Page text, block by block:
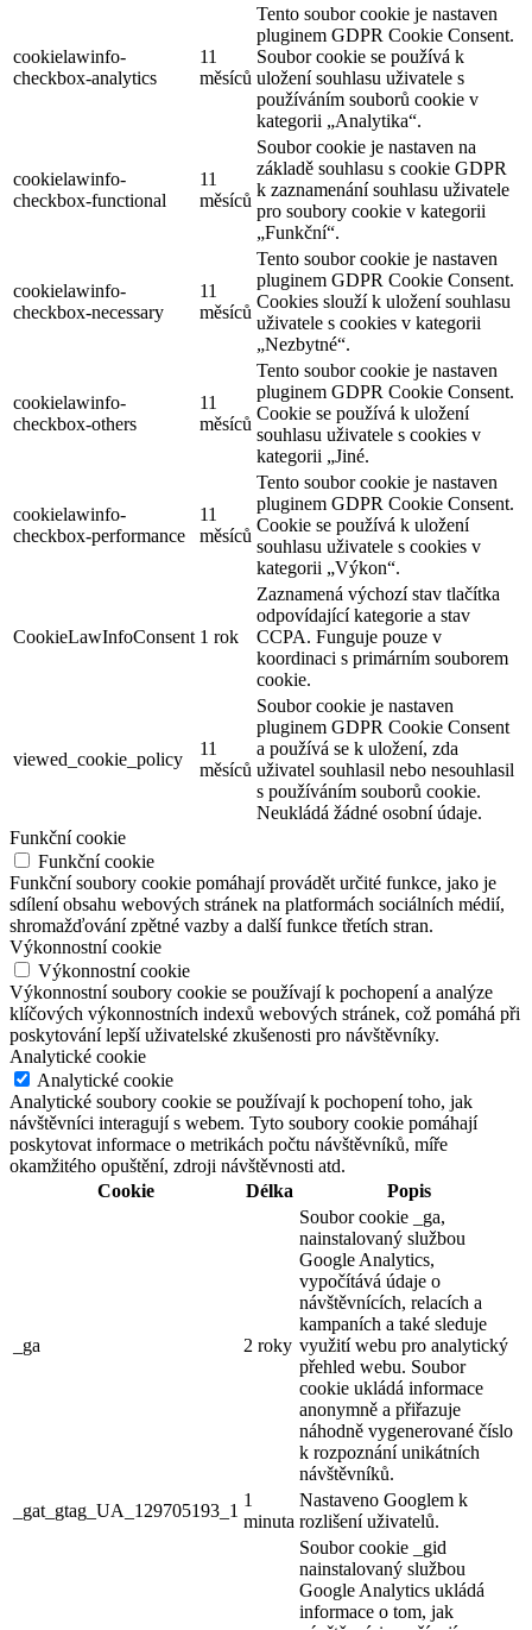
cookielawinfo-
checkbox-analytics
11
měsíců
Tento soubor cookie je nastaven
pluginem GDPR Cookie Consent.
Soubor cookie se používá k
uložení souhlasu uživatele s
používáním souborů cookie v
kategorii „Analytika“.
cookielawinfo-
checkbox-functional
11
měsíců
Soubor cookie je nastaven na
základě souhlasu s cookie GDPR
k zaznamenání souhlasu uživatele
pro soubory cookie v kategorii
„Funkční“.
cookielawinfo-
checkbox-necessary
11
měsíců
Tento soubor cookie je nastaven
pluginem GDPR Cookie Consent.
Cookies slouží k uložení souhlasu
uživatele s cookies v kategorii
„Nezbytné“.
cookielawinfo-
checkbox-others
11
měsíců
Tento soubor cookie je nastaven
pluginem GDPR Cookie Consent.
Cookie se používá k uložení
souhlasu uživatele s cookies v
kategorii „Jiné.
cookielawinfo-
checkbox-performance
11
měsíců
Tento soubor cookie je nastaven
pluginem GDPR Cookie Consent.
Cookie se používá k uložení
souhlasu uživatele s cookies v
kategorii „Výkon“.
CookieLawInfoConsent 1 rok
Zaznamená výchozí stav tlačítka
odpovídající kategorie a stav
CCPA. Funguje pouze v
koordinaci s primárním souborem
cookie.
viewed_cookie_policy
11
měsíců
Soubor cookie je nastaven
pluginem GDPR Cookie Consent
a používá se k uložení, zda
uživatel souhlasil nebo nesouhlasil
s používáním souborů cookie.
Neukládá žádné osobní údaje.
Funkční cookie
Funkční cookie
Funkční soubory cookie pomáhají provádět určité funkce, jako je
sdílení obsahu webových stránek na platformách sociálních médií,
shromažďování zpětné vazby a další funkce třetích stran.
Výkonnostní cookie
Výkonnostní cookie
Výkonnostní soubory cookie se používají k pochopení a analýze
klíčových výkonnostních indexů webových stránek, což pomáhá při
poskytování lepší uživatelské zkušenosti pro návštěvníky.
Analytické cookie
Analytické cookie
Analytické soubory cookie se používají k pochopení toho, jak
návštěvníci interagují s webem. Tyto soubory cookie pomáhají
poskytovat informace o metrikách počtu návštěvníků, míře
okamžitého opuštění, zdroji návštěvnosti atd.
Cookie
Délka Popis
_ga 2 roky
Soubor cookie _ga,
nainstalovaný službou
Google Analytics,
vypočítává údaje o
návštěvnících, relacích a
kampaních a také sleduje
využití webu pro analytický
přehled webu. Soubor
cookie ukládá informace
anonymně a přiřazuje
náhodně vygenerované číslo
k rozpoznání unikátních
návštěvníků.
_gat_gtag_UA_129705193_1
1
minuta
Nastaveno Googlem k
rozlišení uživatelů.
Soubor cookie _gid
nainstalovaný službou
Google Analytics ukládá
informace o tom, jak